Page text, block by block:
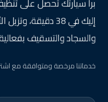
إليك في 38
والسجاد والتسقيف
خدماتنا مرخصة ومتوافقة مع